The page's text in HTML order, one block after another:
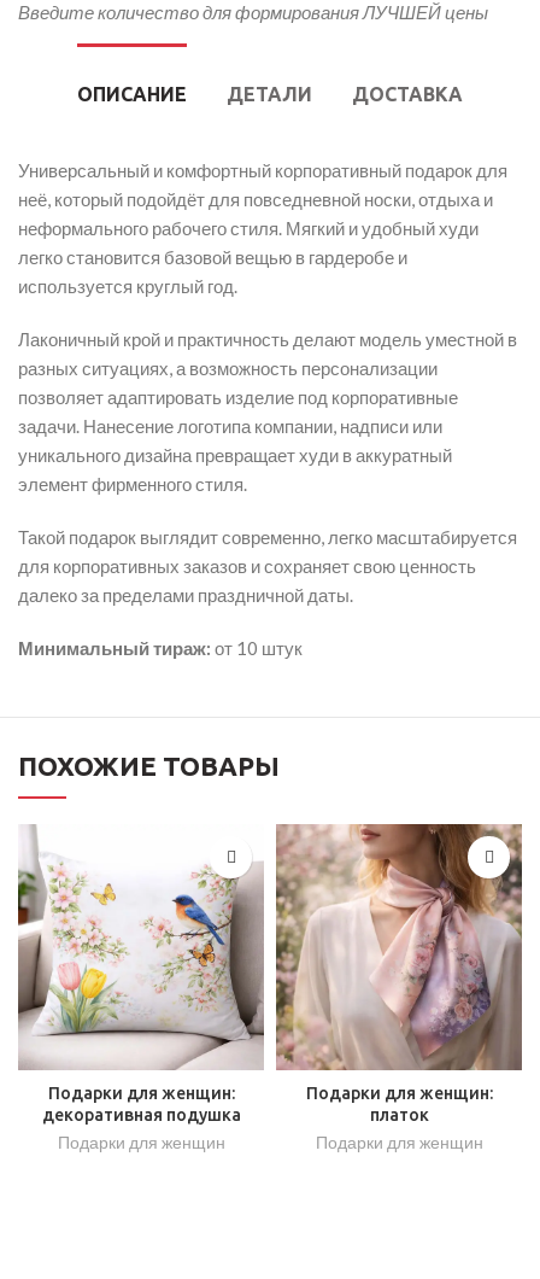
Введите количество для формирования ЛУЧШЕЙ цены
ОПИСАНИЕ ДЕТАЛИ ДОСТАВКА
Универсальный и комфортный корпоративный подарок для
неё, который подойдёт для повседневной носки, отдыха и
неформального рабочего стиля. Мягкий и удобный худи
легко становится базовой вещью в гардеробе и
используется круглый год.
Лаконичный крой и практичность делают модель уместной в
разных ситуациях, а возможность персонализации
позволяет адаптировать изделие под корпоративные
задачи. Нанесение логотипа компании, надписи или
уникального дизайна превращает худи в аккуратный
элемент фирменного стиля.
Такой подарок выглядит современно, легко масштабируется
для корпоративных заказов и сохраняет свою ценность
далеко за пределами праздничной даты.
Минимальный тираж: от 10 штук
ПОХОЖИЕ ТОВАРЫ
Подарки для женщин:
декоративная подушка
Подарки для женщин
Подарки для женщин:
платок
Подарки для женщин